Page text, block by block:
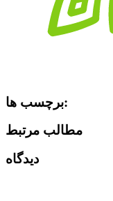
برچسب ها:
مطالب مرتبط
دیدگاه